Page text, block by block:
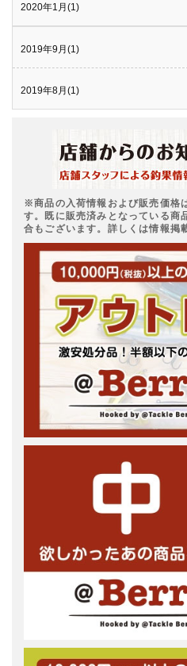
2020年1月(1)
2019年9月(1)
2019年8月(1)
※商品の入荷情報および販売価格
す。既に販売済みとなっている商
合もございます。詳しくは情報掲